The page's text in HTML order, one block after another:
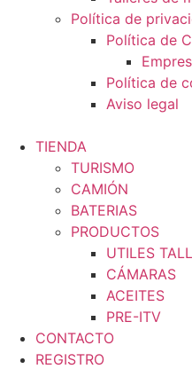
Política de
Política de
Política de
Aviso legal
TIENDA
TURISMO
CAMIÓN
BATERIAS
PRODUCTOS
UTILES
CÁMARAS
ACEITES
PRE-ITV
CONTACTO
REGISTRO